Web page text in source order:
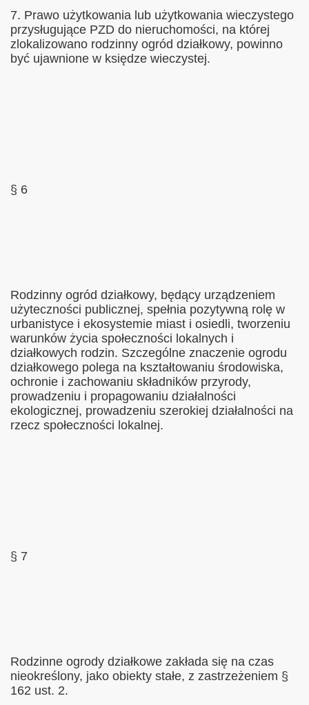
7. Prawo użytkowania lub użytkowania wieczystego
przysługujące PZD do nieruchomości, na której
zlokalizowano rodzinny ogród działkowy, powinno
być ujawnione w księdze wieczystej.
§ 6
Rodzinny ogród działkowy, będący urządzeniem
użyteczności publicznej, spełnia pozytywną rolę w
urbanistyce i ekosystemie miast i osiedli, tworzeniu
warunków życia społeczności lokalnych i
działkowych rodzin. Szczególne znaczenie ogrodu
działkowego polega na kształtowaniu środowiska,
ochronie i zachowaniu składników przyrody,
prowadzeniu i propagowaniu działalności
ekologicznej, prowadzeniu szerokiej działalności na
rzecz społeczności lokalnej.
§ 7
Rodzinne ogrody działkowe zakłada się na czas
nieokreślony, jako obiekty stałe, z zastrzeżeniem §
162 ust. 2.